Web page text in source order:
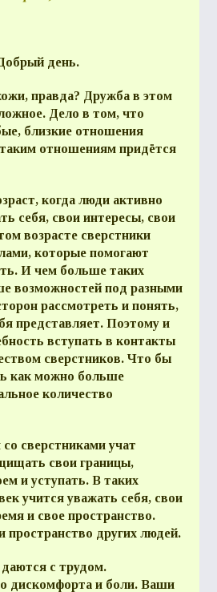
день.
правда? Дружба в этом
Дело в том, что
близкие отношения
отношениям придётся
когда люди активно
себя, свои интересы, свои
возрасте сверстники
которые помогают
И чем больше таких
возможностей под разными
рассмотреть и понять,
представляет. Поэтому и
вступать в контакты
сверстников. Что бы
как можно больше
количество
сверстниками учат
свои границы,
и уступать. В таких
учится уважать себя, свои
и свое пространство.
пространство других людей.
с трудом.
дискомфорта и боли. Ваши